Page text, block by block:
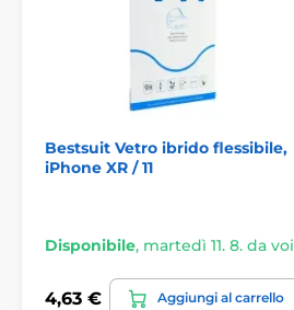
Bestsuit Vetro ibrido flessibile,
iPhone XR / 11
Disponibile, martedì 11. 8. da voi
4,63 € Aggiungi al carrello